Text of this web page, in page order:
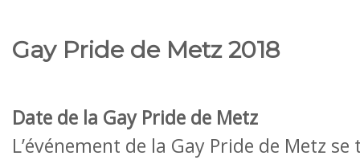
Gay Pride de Metz 2018
Date de la Gay Pride de Metz
L’événement de la Gay Pride de Metz